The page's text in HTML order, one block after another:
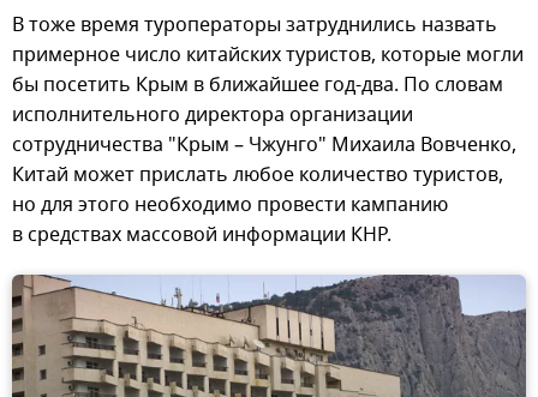
В тоже время туроператоры затруднились назвать
примерное число китайских туристов, которые могли
бы посетить Крым в ближайшее год-два. По словам
исполнительного директора организации
сотрудничества "Крым – Чжунго" Михаила Вовченко,
Китай может прислать любое количество туристов,
но для этого необходимо провести кампанию
в средствах массовой информации КНР.